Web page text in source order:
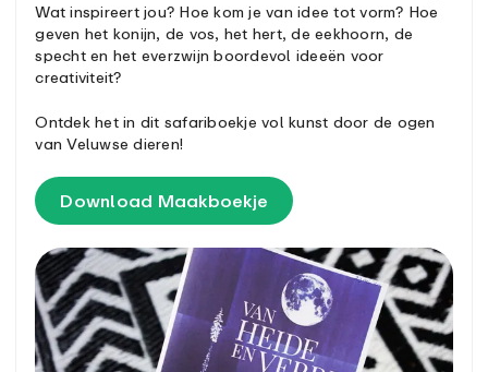
Wat inspireert jou? Hoe kom je van idee tot vorm? Hoe
geven het konijn, de vos, het hert, de eekhoorn, de
specht en het everzwijn boordevol ideeën voor
creativiteit?
Ontdek het in dit safariboekje vol kunst door de ogen
van Veluwse dieren!
Download Maakboekje